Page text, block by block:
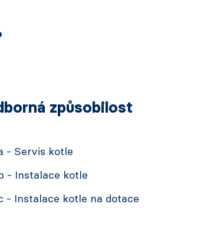
způsobilost
- Servis kotle
- Instalace kotle
- Instalace kotle na dotace